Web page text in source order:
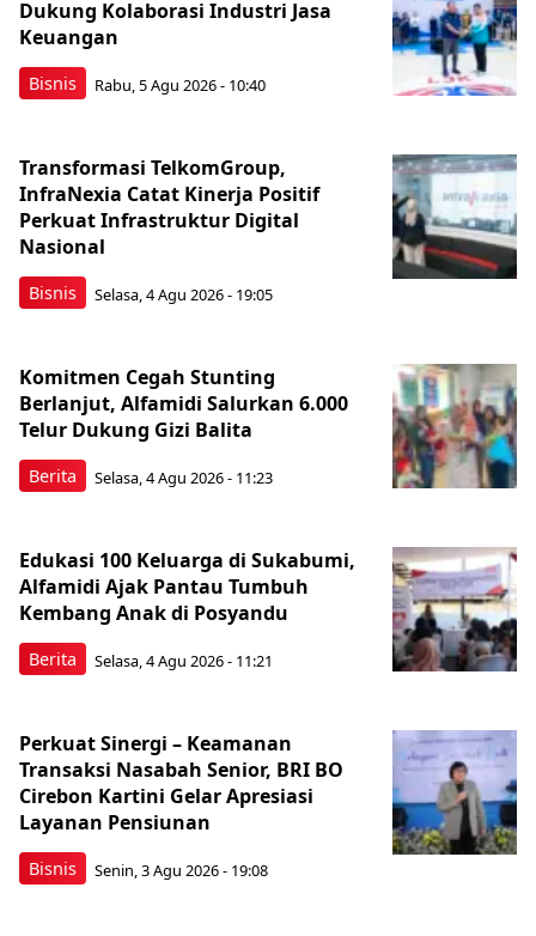
Bisnis
Dukung Kolaborasi Industri Jasa
Keuangan
Rabu, 5 Agu 2026 - 10:40
Bisnis
Transformasi TelkomGroup,
InfraNexia Catat Kinerja Positif
Perkuat Infrastruktur Digital
Nasional
Selasa, 4 Agu 2026 - 19:05
Berita
Komitmen Cegah Stunting
Berlanjut, Alfamidi Salurkan 6.000
Telur Dukung Gizi Balita
Selasa, 4 Agu 2026 - 11:23
Berita
Edukasi 100 Keluarga di Sukabumi,
Alfamidi Ajak Pantau Tumbuh
Kembang Anak di Posyandu
Selasa, 4 Agu 2026 - 11:21
Bisnis
Perkuat Sinergi – Keamanan
Transaksi Nasabah Senior, BRI BO
Cirebon Kartini Gelar Apresiasi
Layanan Pensiunan
Senin, 3 Agu 2026 - 19:08